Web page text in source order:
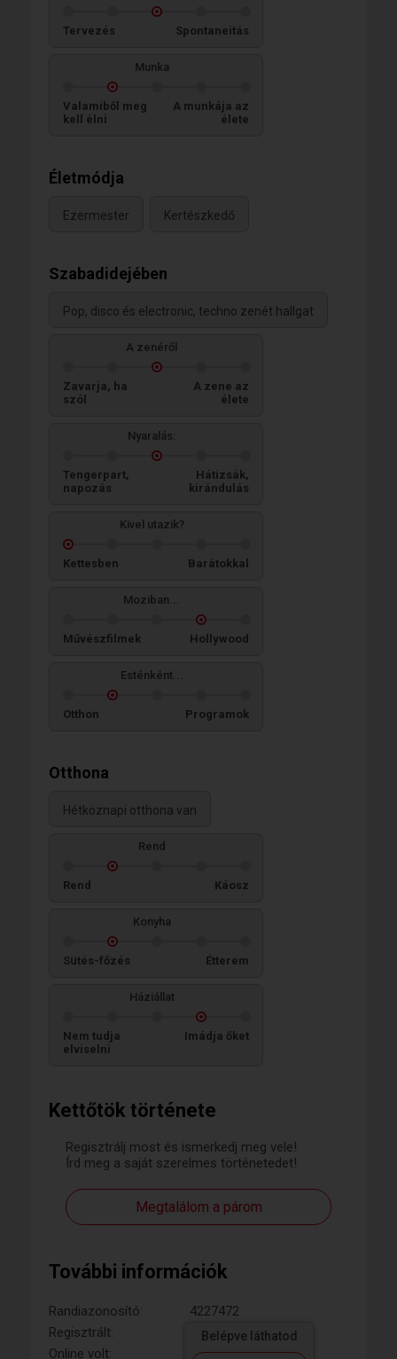
Kettőtök története
Regisztrálj most és ismerkedj meg vele!
Írd meg a saját szerelmes történetedet!
Megtalálom a párom
További információk
Randiazonosító:
4227472
Regisztrált:
Online volt:
Belépve láthatod
Tervezés Spontaneitás
Munka
Valamiből meg
kell élni
A munkája az
élete
Életmódja
Ezermester Kertészkedő
Szabadidejében
Pop, disco és electronic, techno zenét hallgat
A zenéről
Zavarja, ha
szól
A zene az
élete
Nyaralás:
Tengerpart,
napozás
Hátizsák,
kirándulás
Kivel utazik?
Kettesben Barátokkal
Moziban...
Művészfilmek Hollywood
Esténként...
Otthon Programok
Otthona
Hétköznapi otthona van
Rend
Rend Káosz
Konyha
Sütés-főzés Étterem
Háziállat
Nem tudja
elviselni
Imádja őket